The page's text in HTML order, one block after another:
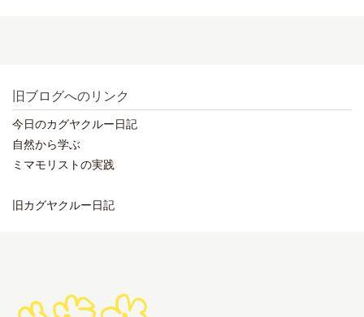
旧ブログへのリンク
今日のカグヤクルー日記
自然から学ぶ
ミマモリストの実践
旧カグヤクルー日記